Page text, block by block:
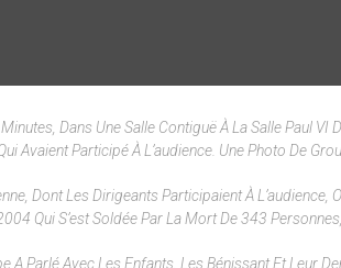
Dans Une Salle Contiguë À La Salle Paul VI
Avaient Participé À L’audience. Une Photo De
Dont Les Dirigeants Participaient À L’audience,
Qui S’est Soldée Par La Mort De 343
A Parlé Avec Les Enfants, Les Bénissant Et Leur